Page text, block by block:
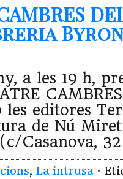
Byron
a les 19 h,
les editores
de Nú
Casanova,
, La intrusa ·